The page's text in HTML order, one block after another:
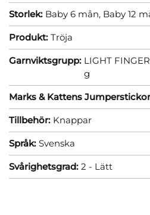
Storlek: Baby 6 mån, Baby 12
Produkt: Tröja
Garnviktsgrupp: LIGHT
g
Marks & Kattens
Tillbehör: Knappar
Språk: Svenska
Svårighetsgrad: 2 - Lätt